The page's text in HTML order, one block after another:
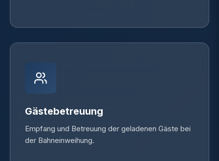
Gästebetreuung
Empfang und Betreuung der geladenen Gäste bei
der Bahneinweihung.